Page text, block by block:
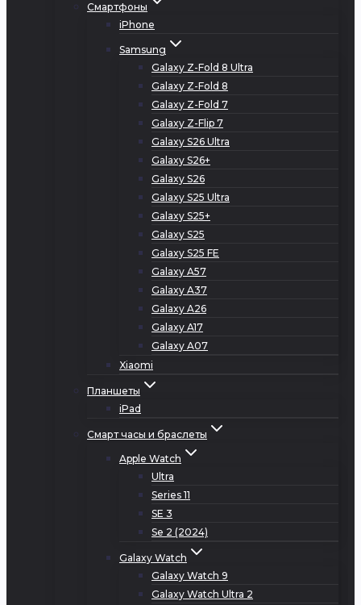
Смартфоны
iPhone
Samsung
Galaxy Z-Fold 8 Ultra
Galaxy Z-Fold 8
Galaxy Z-Fold 7
Galaxy Z-Flip 7
Galaxy S26 Ultra
Galaxy S26+
Galaxy S26
Galaxy S25 Ultra
Galaxy S25+
Galaxy S25
Galaxy S25 FE
Galaxy A57
Galaxy A37
Galaxy A26
Galaxy A17
Galaxy A07
Xiaomi
Планшеты
iPad
Смарт часы и браслеты
Apple Watch
Ultra
Series 11
SE 3
Se 2 (2024)
Galaxy Watch
Galaxy Watch 9
Galaxy Watch Ultra 2